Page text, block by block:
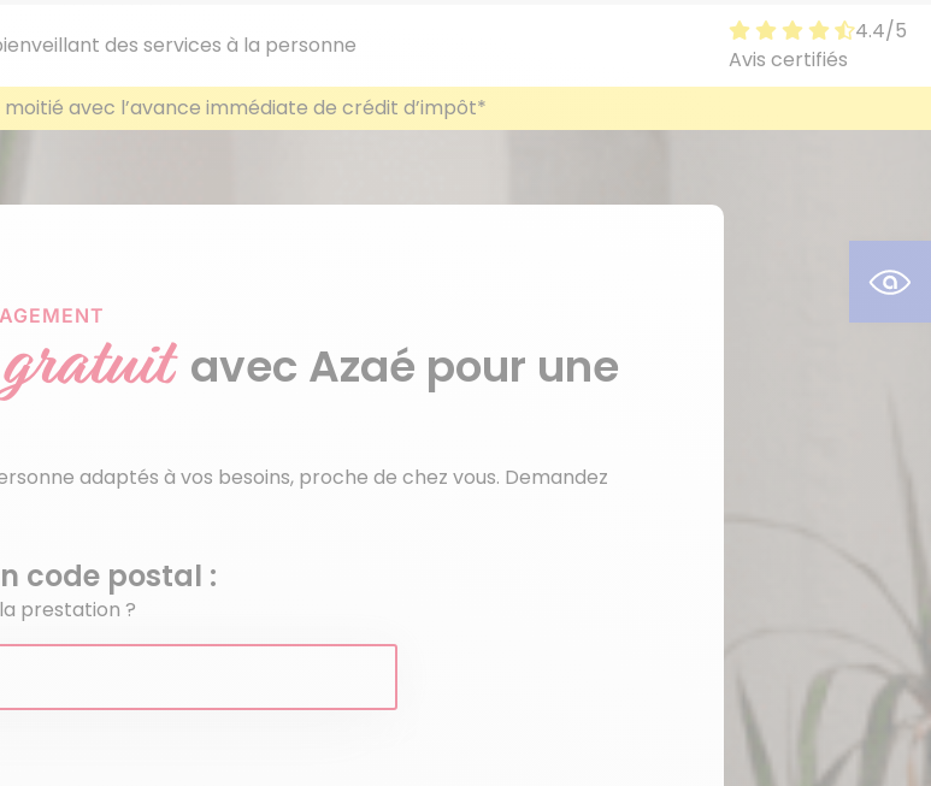
des services à la personne 4.4 sur 5
4.4/5
Avis certifiés
avec l’avance immédiate de crédit d’impôt*
gratuit avec Azaé pour une
adaptés à vos besoins, proche de chez vous. Demandez
code postal :
prestation ?